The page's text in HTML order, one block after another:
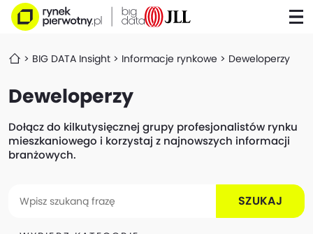
BIG DATA Insight Informacje rynkowe Deweloperzy
Deweloperzy
Dołącz do kilkutysięcznej grupy profesjonalistów rynku
mieszkaniowego i korzystaj z najnowszych informacji
branżowych.
SZUKAJ